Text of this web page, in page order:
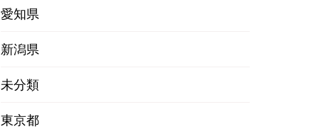
愛知県
新潟県
未分類
東京都